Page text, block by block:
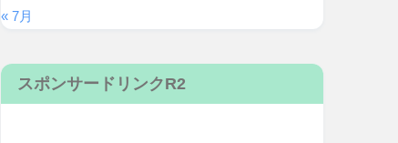
« 7月
スポンサードリンクR2